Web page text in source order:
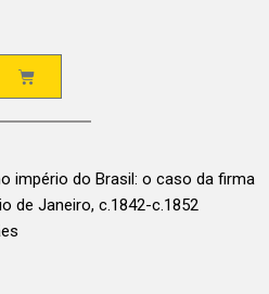
império do Brasil: o caso da firma
de Janeiro, c.1842-c.1852